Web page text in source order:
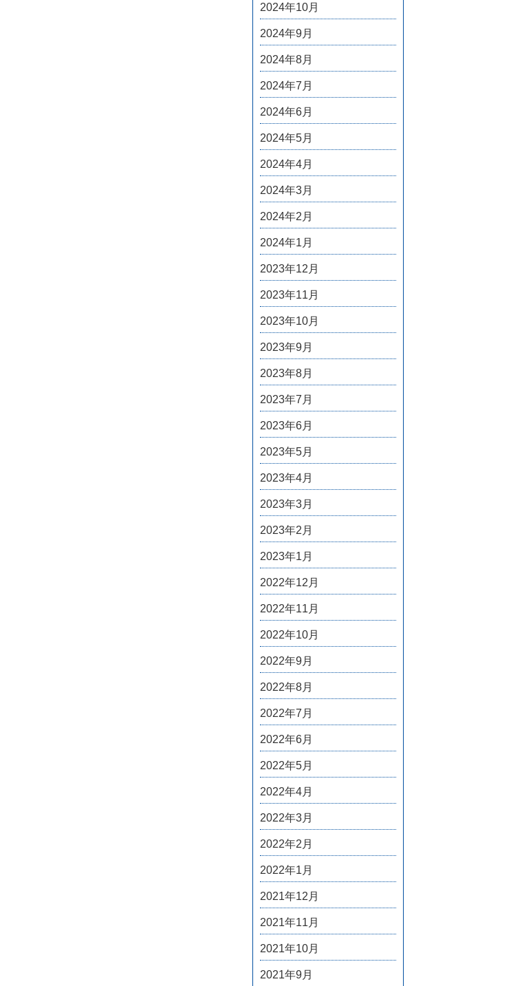
2024年10月
2024年9月
2024年8月
2024年7月
2024年6月
2024年5月
2024年4月
2024年3月
2024年2月
2024年1月
2023年12月
2023年11月
2023年10月
2023年9月
2023年8月
2023年7月
2023年6月
2023年5月
2023年4月
2023年3月
2023年2月
2023年1月
2022年12月
2022年11月
2022年10月
2022年9月
2022年8月
2022年7月
2022年6月
2022年5月
2022年4月
2022年3月
2022年2月
2022年1月
2021年12月
2021年11月
2021年10月
2021年9月